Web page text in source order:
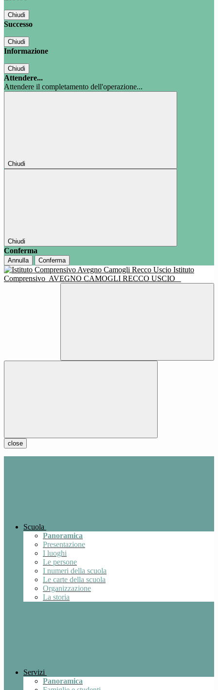
Chiudi
Successo
Chiudi
Informazione
Chiudi
Attendere...
Attendere il completamento dell'operazione...
Chiudi
Chiudi
Conferma
Annulla Conferma
Istituto
Comprensivo AVEGNO CAMOGLI RECCO USCIO
close
Scuola
Panoramica
Presentazione
I luoghi
Le persone
I numeri della scuola
Le carte della scuola
Organizzazione
La storia
Servizi
Panoramica